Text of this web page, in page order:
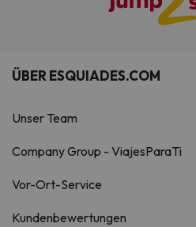
ÜBER ESQUIADES.COM
Unser Team
Company Group - ViajesParaTi
Vor-Ort-Service
Kundenbewertungen